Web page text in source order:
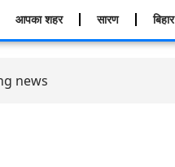
आपका शहर सारण बिहार
news